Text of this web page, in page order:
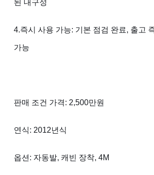
된 내구성
4.즉시 사용 가능: 기본 점검 완료, 출고
가능
​판매 조건 가격: 2,500만원
연식: 2012년식
옵션: 자동발, 캐빈 장착, 4M